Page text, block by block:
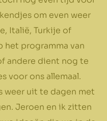
om even weer
Italië, Turkije of
het programma van
andere dient nog te
voor ons allemaal.
weer uit te dagen met
Jeroen en ik zitten